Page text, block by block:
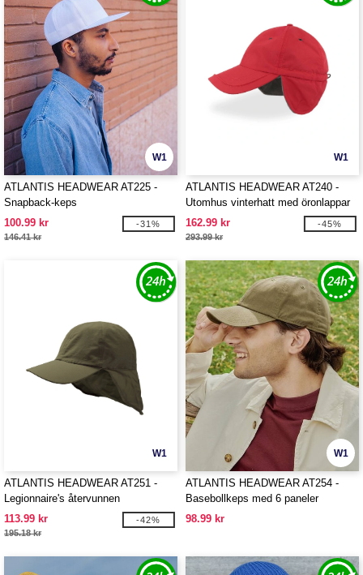
W1
ATLANTIS HEADWEAR AT225 -
Snapback-keps
100.99 kr
146.41 kr
-31%
W1
ATLANTIS HEADWEAR AT240 -
Utomhus vinterhatt med öronlappar
162.99 kr
293.99 kr
-45%
W1
ATLANTIS HEADWEAR AT251 -
Legionnaire's återvunnen
polyesterkeps
113.99 kr
195.18 kr
-42%
W1
ATLANTIS HEADWEAR AT254 -
Basebollkeps med 6 paneler
98.99 kr